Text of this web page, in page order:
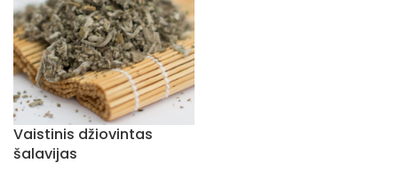
Vaistinis džiovintas
šalavijas